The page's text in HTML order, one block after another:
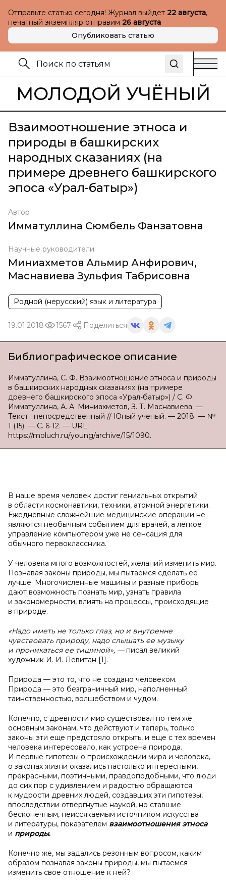
Отправьте статью сегодня! Журнал выйдет 22 августа,
печатный экземпляр отправим 26 августа
Опубликовать статью
МОЛОДОЙ УЧЁНЫЙ
Взаимоотношение этноса и
природы в башкирских
народных сказаниях (на
примере древнего башкирского
эпоса «Урал-батыр»)
Автор
Имматуллина Сюмбель Фанзатовна
Научные руководители
Миниахметов Альмир Анфирович,
Маснавиева Зульфия Табрисовна
Родной (нерусский) язык и литература
19.01.2018 1567 Поделиться
Библиографическое описание
Имматуллина, С. Ф. Взаимоотношение этноса и природы
в башкирских народных сказаниях (на примере
древнего башкирского эпоса «Урал-батыр») / С. Ф.
Имматуллина, А. А. Миниахметов, З. Т. Маснавиева. —
Текст : непосредственный // Юный ученый. — 2018. — №
1 (15). — С. 6-12. — URL:
https://moluch.ru/young/archive/15/1090.
В наше время человек достиг гениальных открытий
в области космонавтики, техники, атомной энергетики.
Ежедневные сложнейшие медицинские операции не
являются необычным событием для врачей, а легкое
управление компьютером уже не сенсация для
обычного первоклассника.
У человека много возможностей, желаний изменить мир.
Познавая законы природы, мы пытаемся сделать ее
лучше. Многочисленные машины и разные приборы
дают возможность познать мир, узнать правила
и закономерности, влиять на процессы, происходящие
в природе.
«Надо иметь не только глаз, но и внутренне
чувствовать природу, надо слышать ее музыку
и проникаться ее тишиной», —писал великий
художник И. И. Левитан [1].
Природа — это то, что не создано человеком.
Природа — это безграничный мир, наполненный
таинственностью, волшебством и чудом.
Конечно, с древности мир существовал по тем же
основным законам, что действуют и теперь, только
законы эти еще предстояло открыть, и еще с тех времен
человека интересовало, как устроена природа.
И первые гипотезы о происхождении мира и человека,
о законах жизни оказались настолько интересными,
прекрасными, поэтичными, правдоподобными, что люди
до сих пор с удивлением и радостью обращаются
к мудрости древних людей, создавших эти гипотезы,
впоследствии отвергнутые наукой, но ставшие
бесконечным, неиссякаемым источником искусства
и литературы, показателем взаимоотношения этноса
и природы.
Конечно же, мы задались резонным вопросом, каким
образом познавая законы природы, мы пытаемся
изменить свое отношение к ней?